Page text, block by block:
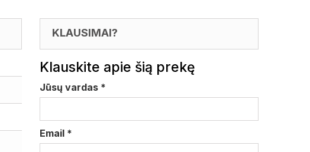
KLAUSIMAI?
Klauskite apie šią prekę
Jūsų vardas *
Email *